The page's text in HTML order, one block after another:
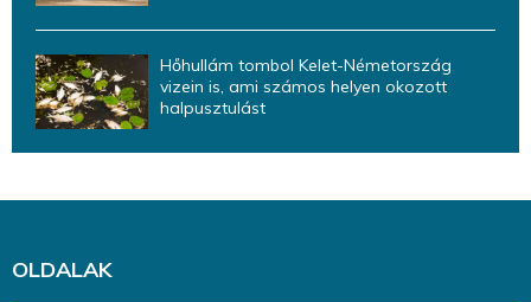
Hőhullám tombol Kelet-Németország
vizein is, ami számos helyen okozott
halpusztulást
OLDALAK